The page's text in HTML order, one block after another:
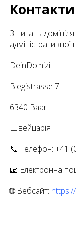
З питань
DeinDomizil
Blegistrasse 7
6340 Baar
Швейцарія
📞 Телефон: +41
📧 Електронна
🌐 Вебсайт: